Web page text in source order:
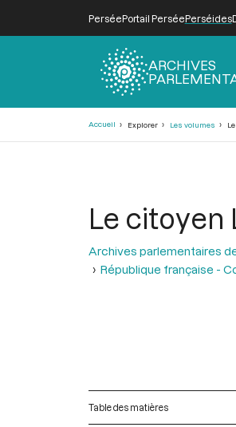
PerséePortail PerséePerséides
ARCHIVES
Accueil Explorer Les volumes
Le citoyen
Archives parlementaires
République française -
Table des matières